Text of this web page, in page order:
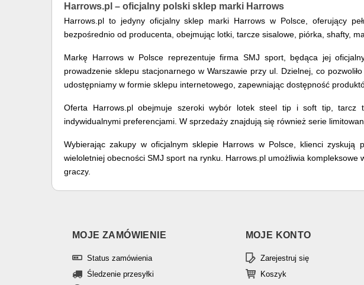
Harrows.pl – oficjalny polski sklep marki Harrows
Harrows.pl to jedyny oficjalny sklep marki Harrows w Polsce, oferujący
bezpośrednio od producenta, obejmując lotki, tarcze sisalowe, piórka, shafty,
Markę Harrows w Polsce reprezentuje firma SMJ sport, będąca jej
prowadzenie sklepu stacjonarnego w Warszawie przy ul. Dzielnej, co
udostępniamy w formie sklepu internetowego, zapewniając dostępność
Oferta Harrows.pl obejmuje szeroki wybór lotek steel tip i soft tip, tarcz
indywidualnymi preferencjami. W sprzedaży znajdują się również serie
Wybierając zakupy w oficjalnym sklepie Harrows w Polsce, klienci
wieloletniej obecności SMJ sport na rynku. Harrows.pl umożliwia
graczy.
MOJE ZAMÓWIENIE
Status zamówienia
Śledzenie przesyłki
MOJE KONTO
Zarejestruj się
Koszyk